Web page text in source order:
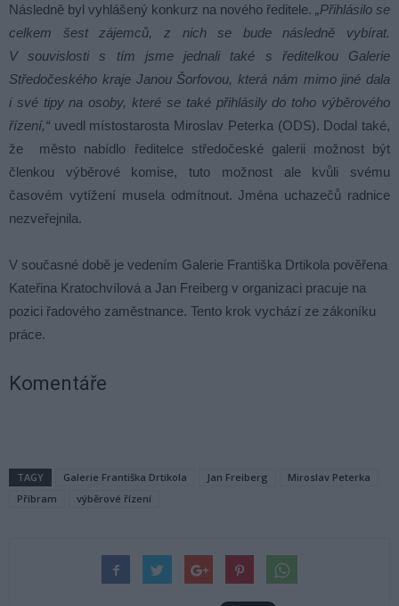
Následně byl vyhlášený konkurz na nového ředitele. „Přihlásilo se
celkem šest zájemců, z nich se bude následně vybírat.
V souvislosti s tím jsme jednali také s ředitelkou Galerie
Středočeského kraje Janou Šorfovou, která nám mimo jiné dala
i své tipy na osoby, které se také přihlásily do toho výběrového
řízení,“ uvedl místostarosta Miroslav Peterka (ODS). Dodal také,
že město nabídlo ředitelce středočeské galerii možnost být
členkou výběrové komise, tuto možnost ale kvůli svému
časovém vytížení musela odmítnout. Jména uchazečů radnice
nezveřejnila.
V současné době je vedením Galerie Františka Drtikola pověřena
Kateřina Kratochvílová a Jan Freiberg v organizaci pracuje na
pozici řadového zaměstnance. Tento krok vychází ze zákoníku
práce.
Komentáře
TAGY Galerie Františka Drtikola Jan Freiberg
Miroslav Peterka
Příbram
výběrové řízení